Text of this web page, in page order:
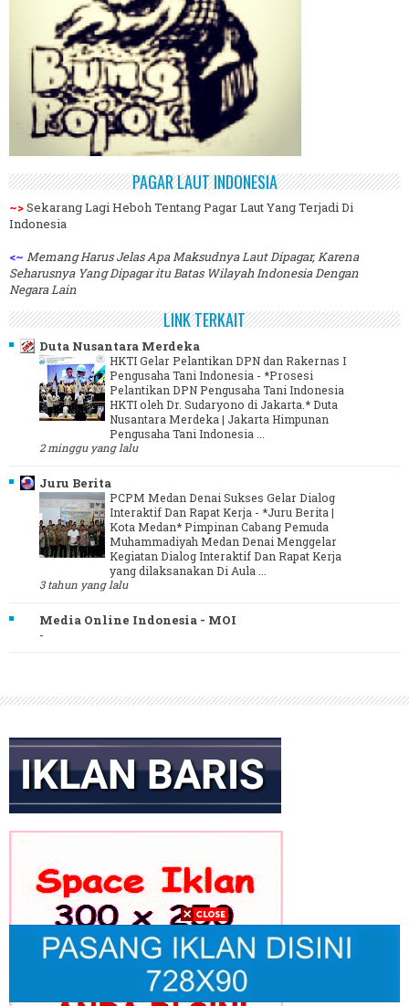
PAGAR LAUT INDONESIA
~>Sekarang Lagi Heboh Tentang Pagar Laut Yang Terjadi Di
Indonesia
<~ Memang Harus Jelas Apa Maksudnya Laut Dipagar, Karena
Seharusnya Yang Dipagar itu Batas Wilayah Indonesia Dengan
Negara Lain
LINK TERKAIT
Duta Nusantara Merdeka
HKTI Gelar Pelantikan DPN dan Rakernas I
Pengusaha Tani Indonesia - *Prosesi
Pelantikan DPN Pengusaha Tani Indonesia
HKTI oleh Dr. Sudaryono di Jakarta.* Duta
Nusantara Merdeka | Jakarta Himpunan
Pengusaha Tani Indonesia ...
2 minggu yang lalu
Juru Berita
PCPM Medan Denai Sukses Gelar Dialog
Interaktif Dan Rapat Kerja - *Juru Berita |
Kota Medan* Pimpinan Cabang Pemuda
Muhammadiyah Medan Denai Menggelar
Kegiatan Dialog Interaktif Dan Rapat Kerja
yang dilaksanakan Di Aula ...
3 tahun yang lalu
Media Online Indonesia - MOI
-